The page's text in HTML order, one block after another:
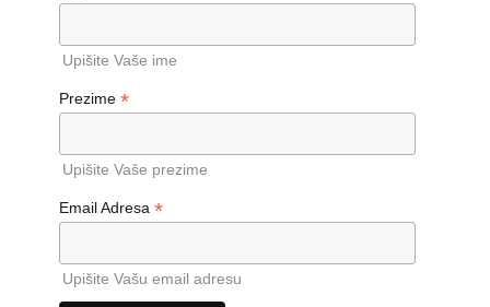
Upišite Vaše ime
Prezime*
Upišite Vaše prezime
Email Adresa*
Upišite Vašu email adresu